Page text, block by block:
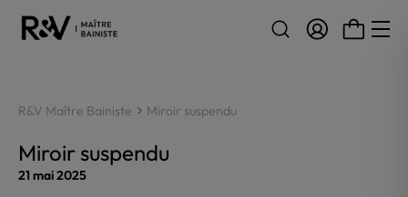
R&V Maître Bainiste Miroir suspendu
Miroir suspendu
21 mai 2025